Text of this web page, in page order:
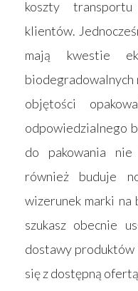
koszty
klientów.
mają kwestie
biodegradowalnych
objętości
odpowiedzialnego
do pakowania
również buduje
wizerunek marki na
szukasz obecnie
dostawy produktów
się z dostępną